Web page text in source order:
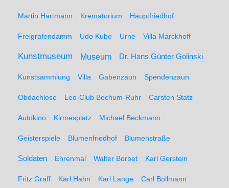
Martin Hartmann Krematorium Hauptfriedhof
Freigrafendamm Udo Kube Urne Villa Marckhoff
Kunstmuseum Museum Dr. Hans Günter Golinski
Kunstsammlung Villa Gabenzaun Spendenzaun
Obdachlose Leo-Club Bochum-Ruhr Carsten Statz
Autokino Kirmesplatz Michael Beckmann
Geisterspiele Blumenfriedhof Blumenstraße
Soldaten Ehrenmal Walter Borbet Karl Gerstein
Fritz Graff Karl Hahn Karl Lange Carl Bollmann